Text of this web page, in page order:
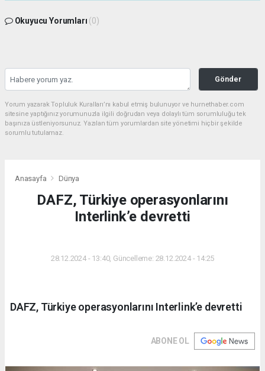
Okuyucu Yorumları (0)
Gönder
Yorum yazarak Topluluk Kuralları’nı kabul etmiş bulunuyor ve hurnethaber.com
sitesine yaptığınız yorumunuzla ilgili doğrudan veya dolaylı tüm sorumluluğu tek
başınıza üstleniyorsunuz. Yazılan tüm yorumlardan site yönetimi hiçbir şekilde
sorumlu tutulamaz.
Anasayfa Dünya
DAFZ, Türkiye operasyonlarını
Interlink’e devretti
28.12.2024 - 13:40, Güncelleme: 28.12.2024 - 14:25
DAFZ, Türkiye operasyonlarını Interlink’e devretti
ABONE OL